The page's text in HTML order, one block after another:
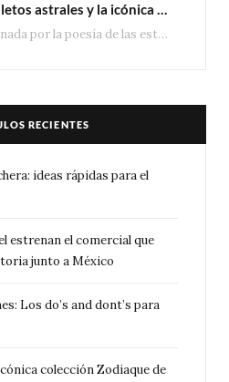
Amuletos astrales y la icónica colección Zodiaque de Van Cleef & Arpels
Fascinada por la poesía de las estrellas, la Maison Van Cleef & Arpels celebra la llegada de las…
RECIENTES
ideas rápidas para el
estrenan el comercial que
junto a México
Los do’s and dont’s para
colección Zodiaque de